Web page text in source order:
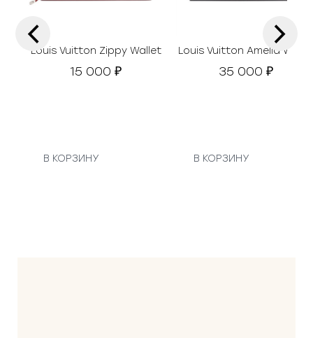
Louis Vuitton Zippy Wallet
15 000₽
В КОРЗИНУ
Louis Vuitton Amelia
35 000₽
В КОРЗИНУ
‹ ›